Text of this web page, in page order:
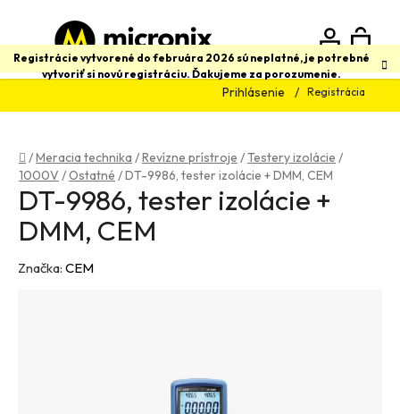
obsah
Registrácie vytvorené do februára 2026 sú neplatné, je potrebné
vytvoriť si novú registráciu. Ďakujeme za porozumenie.
Prihlásenie Registrácia
Hľadať
Domov
/Meracia technika /Revízne prístroje /Testery izolácie /
1000V /Ostatné /DT-9986, tester izolácie + DMM, CEM
DT-9986, tester izolácie +
DMM, CEM
Značka: CEM